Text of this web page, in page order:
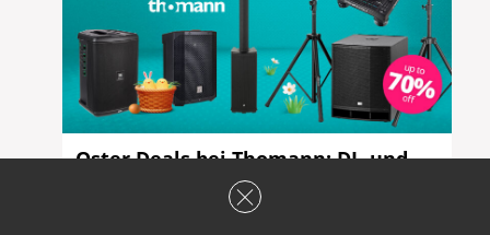
Oster Deals bei Thomann: DJ- und
PA-Equipment im Angebot